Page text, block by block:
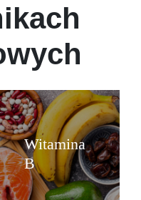
Witamina
B